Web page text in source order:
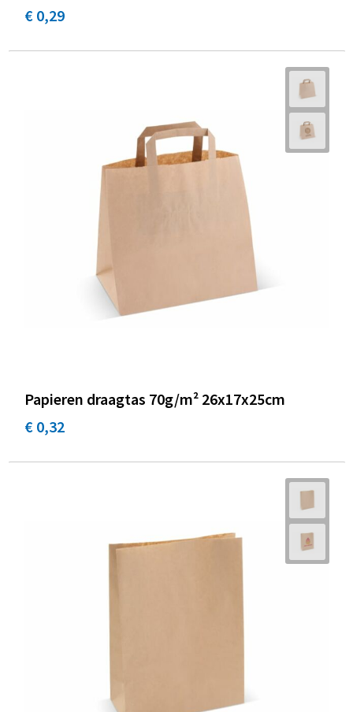
€ 0,29
Papieren draagtas 70g/m² 26x17x25cm
€ 0,32